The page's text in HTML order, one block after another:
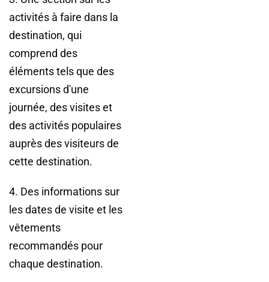
activités à faire dans la
destination, qui
comprend des
éléments tels que des
excursions d'une
journée, des visites et
des activités populaires
auprès des visiteurs de
cette destination.
4. Des informations sur
les dates de visite et les
vêtements
recommandés pour
chaque destination.